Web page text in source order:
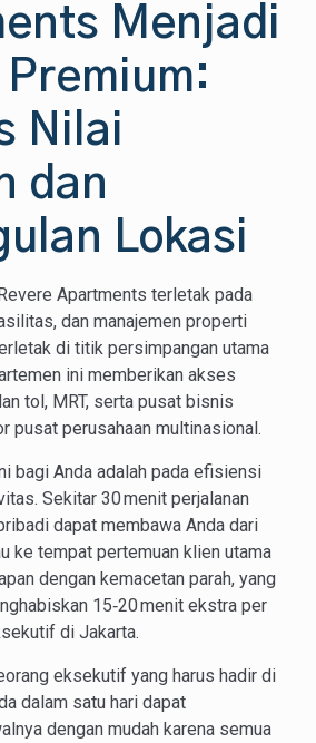
Menjadi
Nilai
dan
Lokasi
Apartments terletak pada
dan manajemen properti
di titik persimpangan utama
ini memberikan akses
tol, MRT, serta pusat bisnis
pusat perusahaan multinasional.
bagi Anda adalah pada efisiensi
Sekitar 30 menit perjalanan
dapat membawa Anda dari
ke tempat pertemuan klien utama
dengan kemacetan parah, yang
15‑20 menit ekstra per
di Jakarta.
eksekutif yang harus hadir di
dalam satu hari dapat
dengan mudah karena semua